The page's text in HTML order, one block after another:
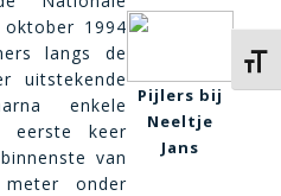
oktober 1994
langs de
uitstekende
enkele
eerste keer
van
onder
Pijlers bij
Neeltje
Jans